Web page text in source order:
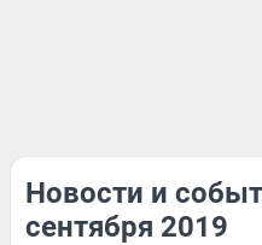
Новости и
сентября 2019